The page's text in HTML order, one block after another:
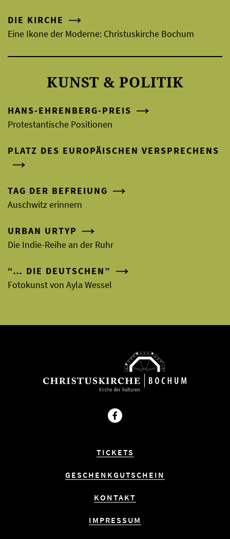
DIE KIRCHE
Eine Ikone der Moderne: Christuskirche Bochum
KUNST & POLITIK
HANS-EHRENBERG-PREIS
Protestantische Positionen
PLATZ DES EUROPÄISCHEN VERSPRECHENS
TAG DER BEFREIUNG
Auschwitz erinnern
URBAN URTYP
Die Indie-Reihe an der Ruhr
“… DIE DEUTSCHEN”
Fotokunst von Ayla Wessel
Facebook
TICKETS
GESCHENKGUTSCHEIN
KONTAKT
IMPRESSUM